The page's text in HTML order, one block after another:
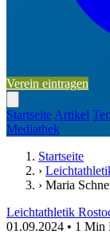
Verein eintragen
Startseite Artikel
Mediathek
Startseite
›
› Maria
Leichtathletik
01.09.2024 • 1 Min